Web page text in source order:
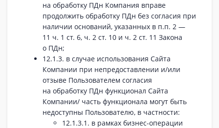
на обработку ПДн Компания вправе
продолжить обработку ПДн без согласия при
наличии оснований, указанных в п.п. 2 —
11 ч. 1 ст. 6, ч. 2 ст. 10 и ч. 2 ст. 11 Закона
о ПДн;
12.1.3. в случае использования Сайта
Компании при непредоставлении и/или
отзыве Пользователем согласия
на обработку ПДн функционал Сайта
Компании/ часть функционала могут быть
недоступны Пользователю, в частности:
12.1.3.1. в рамках бизнес-операции